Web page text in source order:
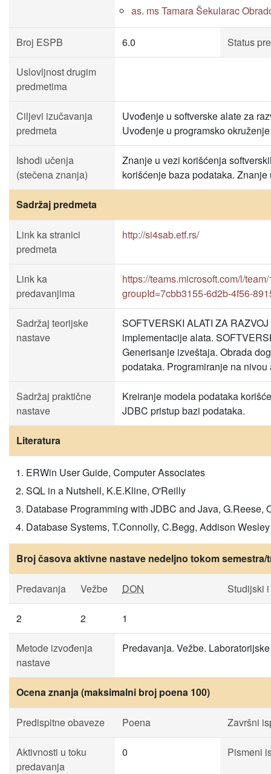
as. ms Tamara Šekularac
Broj ESPB 6.0 Status
Uslovljnost drugim
predmetima
Ciljevi izučavanja
predmeta
Uvođenje u softverske alate za
Uvođenje u programsko
Ishodi učenja
(stečena znanja)
Znanje u vezi korišćenja
korišćenje baza podataka.
Sadržaj predmeta
Link ka stranici
predmeta
http://si4sab.etf.rs/
Link ka
predavanjima
https://teams.microsoft.com/l/
groupId=7cbb3155-6d2b-4f56-
Sadržaj teorijske
nastave
SOFTVERSKI ALATI ZA
implementacije alata.
Generisanje izveštaja. Obrada
podataka. Programiranje na
Sadržaj praktične
nastave
Kreiranje modela podataka
JDBC pristup bazi podataka.
Literatura
ERWin User Guide, Computer Associates
SQL in a Nutshell, K.E.Kline, O'Reilly
Database Programming with JDBC and Java, G.Reese,
Database Systems, T.Connolly, C.Begg, Addison Wesley
Broj časova aktivne nastave nedeljno tokom
Predavanja Vežbe DON Studijski
2 2 1
Metode izvođenja
nastave
Predavanja. Vežbe.
Ocena znanja (maksimalni broj poena 100)
Predispitne obaveze Poena Završni
Aktivnosti u toku
predavanja
0 Pismeni